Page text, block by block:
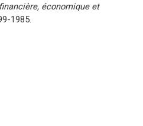
économique et
1985.